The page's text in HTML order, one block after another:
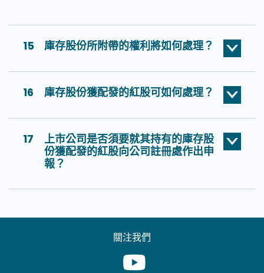
15 庫存股份所附帶的權利將如何處理？
16 庫存股份獲配發的紅股可如何處理？
17
上市公司是否須要就其持有的庫存股
份獲配發的紅股向公司註冊處作出申
報？
關注我們
Youtube [This link will pop up in